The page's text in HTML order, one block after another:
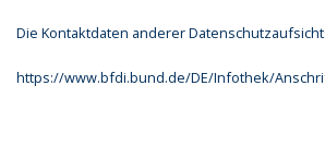
Die Kontaktdaten anderer
https://www.bfdi.bund.de/DE/Infothek/